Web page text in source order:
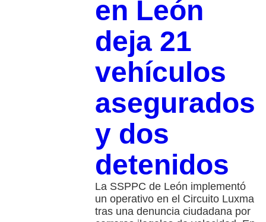
en León
deja 21
vehículos
asegurados
y dos
detenidos
La SSPPC de León implementó
un operativo en el Circuito Luxma
tras una denuncia ciudadana por